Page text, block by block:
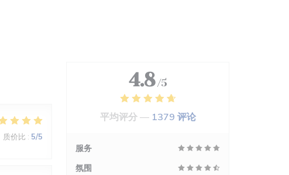
质价比 : 5/5
4.8 /5
平均评分 — 1379 评论
服务
氛围